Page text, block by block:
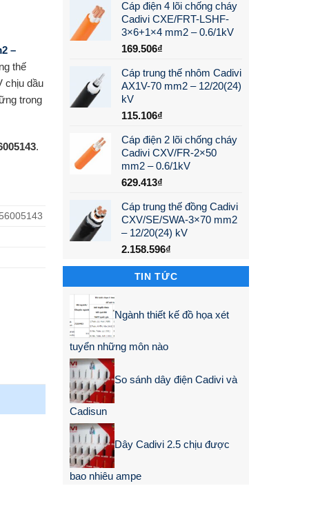
Cáp điện 4 lõi chống cháy
Cadivi CXE/FRT-LSHF-
3×6+1×4 mm2 – 0.6/1kV
169.506₫
Cáp trung thế nhôm Cadivi
AX1V-70 mm2 – 12/20(24)
kV
115.106₫
Cáp điện 2 lõi chống cháy
Cadivi CXV/FR-2×50
mm2 – 0.6/1kV
629.413₫
Cáp trung thế đồng Cadivi
CXV/SE/SWA-3×70 mm2
– 12/20(24) kV
2.158.596₫
TIN TỨC
Ngành thiết kế đồ họa xét
tuyển những môn nào
So sánh dây điện Cadivi và
Cadisun
Dây Cadivi 2.5 chịu được
bao nhiêu ampe
–
thế
chịu dầu
trong
.